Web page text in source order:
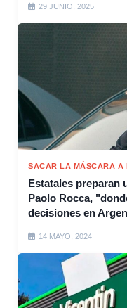
29 JUNIO, 2025
SACAR LA MÁSCARA A
Estatales preparan
Paolo Rocca,
decisiones en
14 MAYO, 2024